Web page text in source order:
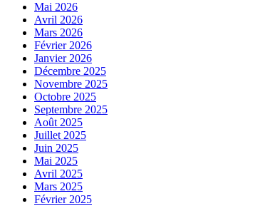
Mai 2026
Avril 2026
Mars 2026
Février 2026
Janvier 2026
Décembre 2025
Novembre 2025
Octobre 2025
Septembre 2025
Août 2025
Juillet 2025
Juin 2025
Mai 2025
Avril 2025
Mars 2025
Février 2025